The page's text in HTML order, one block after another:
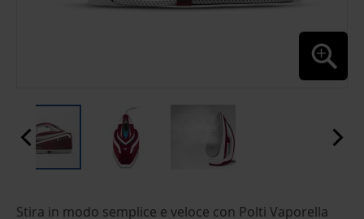
ANFANG
Stira in modo semplice e veloce con Polti Vaporella